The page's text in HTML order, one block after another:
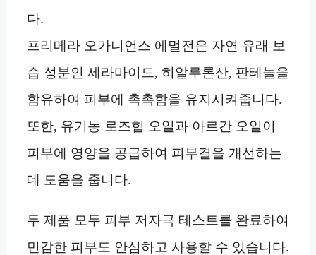
다.
프리메라 오가니언스 에멀전은 자연 유래 보
습 성분인 세라마이드, 히알루론산, 판테놀을
함유하여 피부에 촉촉함을 유지시켜줍니다.
또한, 유기농 로즈힙 오일과 아르간 오일이
피부에 영양을 공급하여 피부결을 개선하는
데 도움을 줍니다.
두 제품 모두 피부 저자극 테스트를 완료하여
민감한 피부도 안심하고 사용할 수 있습니다.